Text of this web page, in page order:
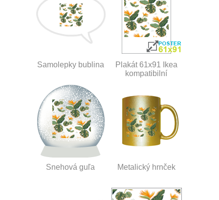
Samolepky bublina
Plakát 61x91 Ikea
kompatibilní
Snehová guľa Metalický hrnček